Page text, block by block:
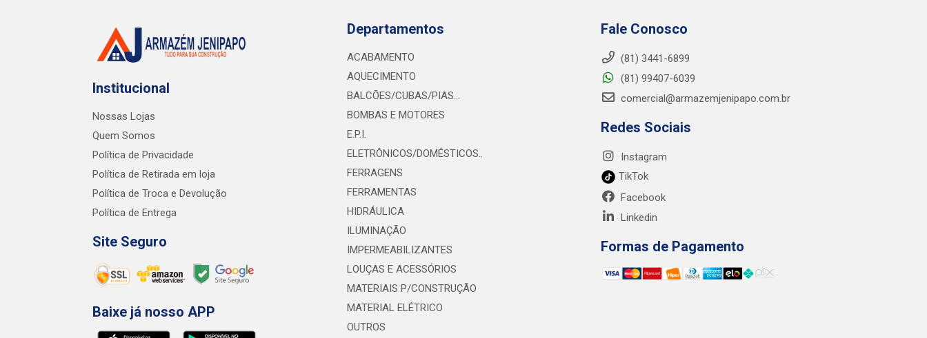
Institucional
Nossas Lojas
Quem Somos
Política de Privacidade
Política de Retirada em loja
Política de Troca e Devolução
Política de Entrega
Site Seguro
Baixe já nosso APP
Departamentos
ACABAMENTO
AQUECIMENTO
BALCÕES/CUBAS/PIAS...
BOMBAS E MOTORES
E.P.I.
ELETRÔNICOS/DOMÉSTICOS..
FERRAGENS
FERRAMENTAS
HIDRÁULICA
ILUMINAÇÃO
IMPERMEABILIZANTES
LOUÇAS E ACESSÓRIOS
MATERIAIS P/CONSTRUÇÃO
MATERIAL ELÉTRICO
OUTROS
Fale Conosco
(81) 3441-6899
(81) 99407-6039
comercial@armazemjenipapo.com.br
Redes Sociais
Instagram
TikTok
Facebook
Linkedin
Formas de Pagamento